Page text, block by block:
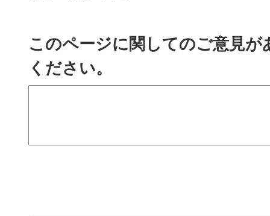
このページに関してのご意見
ください。